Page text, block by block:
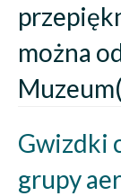
można
Gwizdki
grupy